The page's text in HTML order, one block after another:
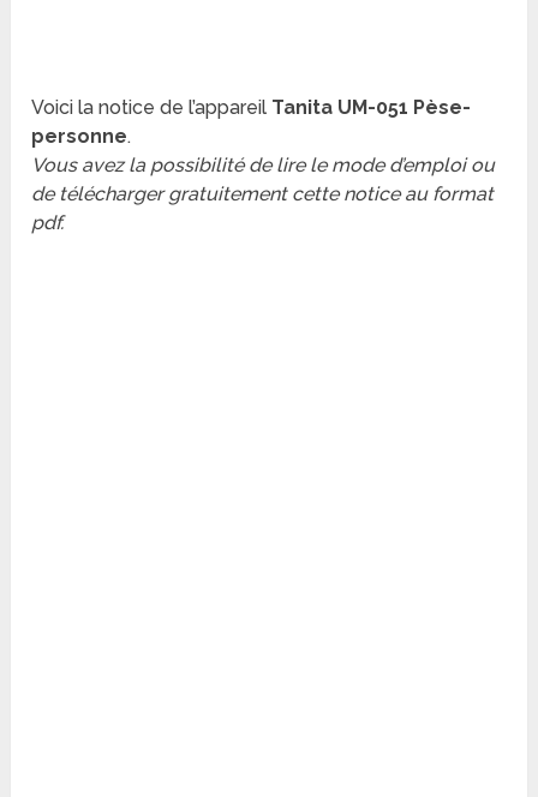
Voici la notice de l’appareil Tanita UM-051 Pèse-
personne.
Vous avez la possibilité de lire le mode d’emploi ou
de télécharger gratuitement cette notice au format
pdf.